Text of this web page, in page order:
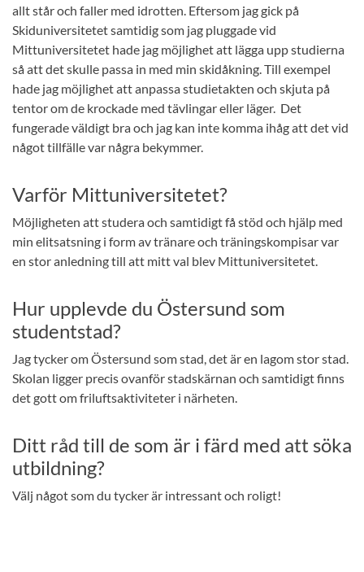
allt står och faller med idrotten. Eftersom jag gick på
Skiduniversitetet samtidig som jag pluggade vid
Mittuniversitetet hade jag möjlighet att lägga upp studierna
så att det skulle passa in med min skidåkning. Till exempel
hade jag möjlighet att anpassa studietakten och skjuta på
tentor om de krockade med tävlingar eller läger. Det
fungerade väldigt bra och jag kan inte komma ihåg att det vid
något tillfälle var några bekymmer.
Varför Mittuniversitetet?
Möjligheten att studera och samtidigt få stöd och hjälp med
min elitsatsning i form av tränare och träningskompisar var
en stor anledning till att mitt val blev Mittuniversitetet.
Hur upplevde du Östersund som
studentstad?
Jag tycker om Östersund som stad, det är en lagom stor stad.
Skolan ligger precis ovanför stadskärnan och samtidigt finns
det gott om friluftsaktiviteter i närheten.
Ditt råd till de som är i färd med att söka
utbildning?
Välj något som du tycker är intressant och roligt!